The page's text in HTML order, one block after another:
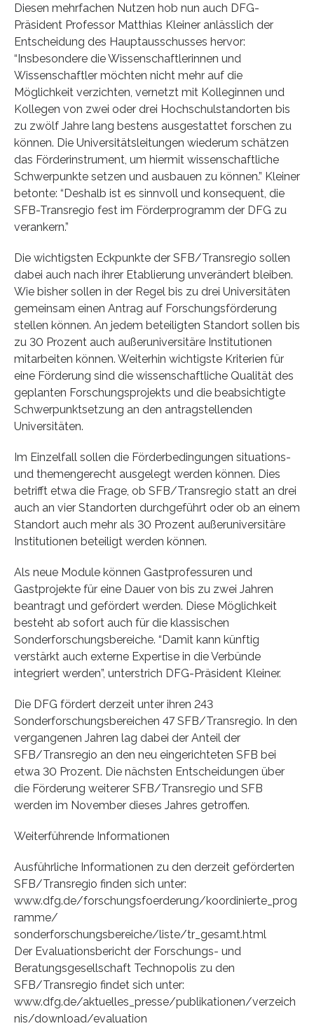
Diesen mehrfachen Nutzen hob nun auch DFG-
Präsident Professor Matthias Kleiner anlässlich der
Entscheidung des Hauptausschusses hervor:
“Insbesondere die Wissenschaftlerinnen und
Wissenschaftler möchten nicht mehr auf die
Möglichkeit verzichten, vernetzt mit Kolleginnen und
Kollegen von zwei oder drei Hochschulstandorten bis
zu zwölf Jahre lang bestens ausgestattet forschen zu
können. Die Universitätsleitungen wiederum schätzen
das Förderinstrument, um hiermit wissenschaftliche
Schwerpunkte setzen und ausbauen zu können.” Kleiner
betonte: “Deshalb ist es sinnvoll und konsequent, die
SFB-Transregio fest im Förderprogramm der DFG zu
verankern.”
Die wichtigsten Eckpunkte der SFB/Transregio sollen
dabei auch nach ihrer Etablierung unverändert bleiben.
Wie bisher sollen in der Regel bis zu drei Universitäten
gemeinsam einen Antrag auf Forschungsförderung
stellen können. An jedem beteiligten Standort sollen bis
zu 30 Prozent auch außeruniversitäre Institutionen
mitarbeiten können. Weiterhin wichtigste Kriterien für
eine Förderung sind die wissenschaftliche Qualität des
geplanten Forschungsprojekts und die beabsichtigte
Schwerpunktsetzung an den antragstellenden
Universitäten.
Im Einzelfall sollen die Förderbedingungen situations-
und themengerecht ausgelegt werden können. Dies
betrifft etwa die Frage, ob SFB/Transregio statt an drei
auch an vier Standorten durchgeführt oder ob an einem
Standort auch mehr als 30 Prozent außeruniversitäre
Institutionen beteiligt werden können.
Als neue Module können Gastprofessuren und
Gastprojekte für eine Dauer von bis zu zwei Jahren
beantragt und gefördert werden. Diese Möglichkeit
besteht ab sofort auch für die klassischen
Sonderforschungsbereiche. “Damit kann künftig
verstärkt auch externe Expertise in die Verbünde
integriert werden”, unterstrich DFG-Präsident Kleiner.
Die DFG fördert derzeit unter ihren 243
Sonderforschungsbereichen 47 SFB/Transregio. In den
vergangenen Jahren lag dabei der Anteil der
SFB/Transregio an den neu eingerichteten SFB bei
etwa 30 Prozent. Die nächsten Entscheidungen über
die Förderung weiterer SFB/Transregio und SFB
werden im November dieses Jahres getroffen.
Weiterführende Informationen
Ausführliche Informationen zu den derzeit geförderten
SFB/Transregio finden sich unter:
www.dfg.de/forschungsfoerderung/koordinierte_prog
ramme/
sonderforschungsbereiche/liste/tr_gesamt.html
Der Evaluationsbericht der Forschungs- und
Beratungsgesellschaft Technopolis zu den
SFB/Transregio findet sich unter:
www.dfg.de/aktuelles_presse/publikationen/verzeich
nis/download/evaluation